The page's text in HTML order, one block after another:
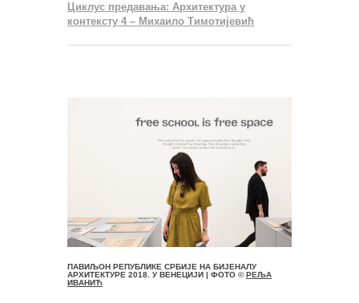
Циклус предавања: Архитектура у
контексту 4 – Михаило Тимотијевић
ПАВИЉОН РЕПУБЛИКЕ СРБИЈЕ НА БИЈЕНАЛУ
АРХИТЕКТУРЕ 2018. У ВЕНЕЦИЈИ | ФОТО ©РЕЉА
ИВАНИЋ